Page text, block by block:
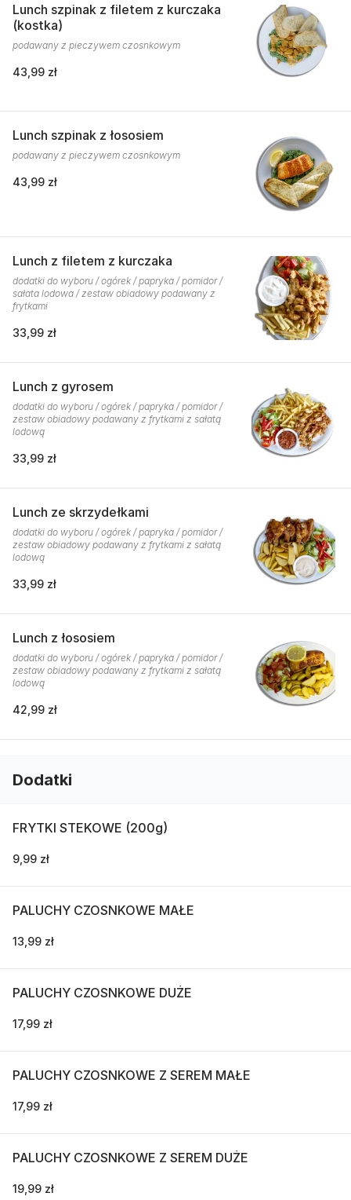
Lunch szpinak z filetem z kurczaka
(kostka)
podawany z pieczywem czosnkowym
43,99 zł
Lunch szpinak z łososiem
podawany z pieczywem czosnkowym
43,99 zł
Lunch z filetem z kurczaka
dodatki do wyboru / ogórek / papryka / pomidor /
sałata lodowa / zestaw obiadowy podawany z
frytkami
33,99 zł
Lunch z gyrosem
dodatki do wyboru / ogórek / papryka / pomidor /
zestaw obiadowy podawany z frytkami z sałatą
lodową
33,99 zł
Lunch ze skrzydełkami
dodatki do wyboru / ogórek / papryka / pomidor /
zestaw obiadowy podawany z frytkami z sałatą
lodową
33,99 zł
Lunch z łososiem
dodatki do wyboru / ogórek / papryka / pomidor /
zestaw obiadowy podawany z frytkami z sałatą
lodową
42,99 zł
Dodatki
FRYTKI STEKOWE (200g)
9,99 zł
PALUCHY CZOSNKOWE MAŁE
13,99 zł
PALUCHY CZOSNKOWE DUŻE
17,99 zł
PALUCHY CZOSNKOWE Z SEREM MAŁE
17,99 zł
PALUCHY CZOSNKOWE Z SEREM DUŻE
19,99 zł